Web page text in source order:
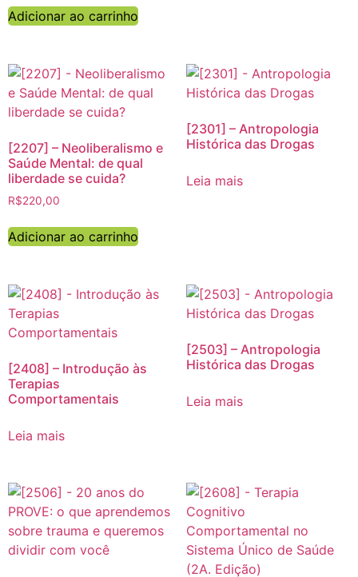
Adicionar ao carrinho
[2207] – Neoliberalismo e
Saúde Mental: de qual
liberdade se cuida?
R$220,00
Adicionar ao carrinho
[2301] – Antropologia
Histórica das Drogas
Leia mais
[2408] – Introdução às
Terapias
Comportamentais
Leia mais
[2503] – Antropologia
Histórica das Drogas
Leia mais